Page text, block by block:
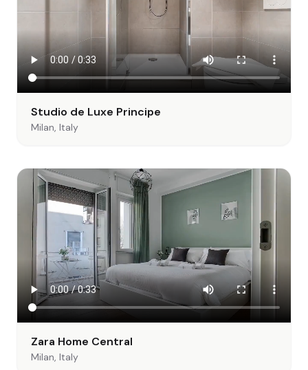
Studio de Luxe Principe
Milan, Italy
Zara Home Central
Milan, Italy